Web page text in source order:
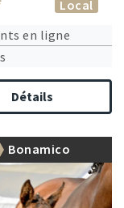
Local
en ligne
Détails
Bonamico